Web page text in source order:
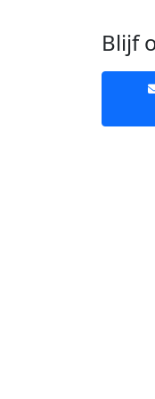
Blijf